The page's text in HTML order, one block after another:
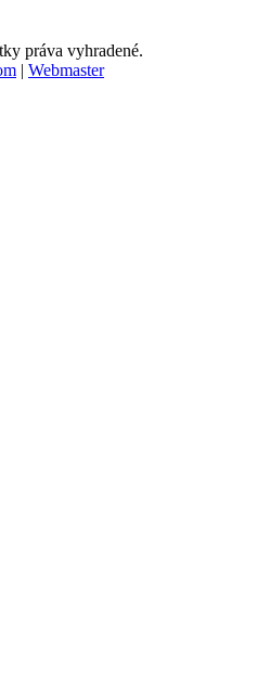
práva vyhradené.
| Webmaster